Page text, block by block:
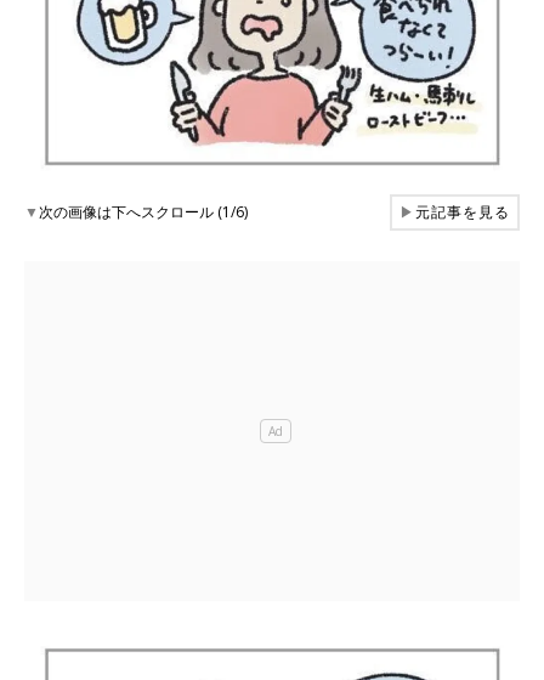
▼次の画像は下へスクロール (1/6) ▶元記事を見る